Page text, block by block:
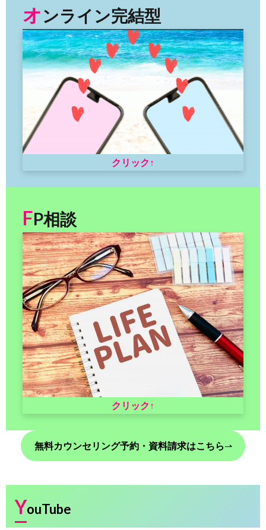
オンライン完結型
クリック↑
FP相談
クリック↑
無料カウンセリング予約・資料請求はこちら⇀
YouTube